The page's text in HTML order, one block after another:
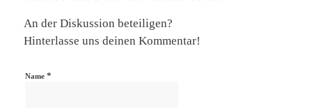
An der Diskussion beteiligen?
Hinterlasse uns deinen Kommentar!
Name *